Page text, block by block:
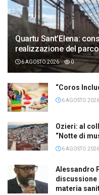
Quartu Sant’Elena:
realizzazione del
6 AGOSTO 2026 0
“Coros
6 AGOSTO 2026
Ozieri: al
“Notte di
6 AGOSTO 2026
Alessandro
discussione
materia